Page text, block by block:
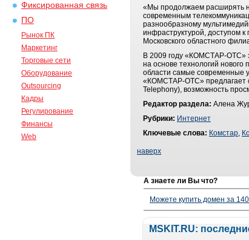
Фиксированная связь
ПО
Рынок ПК
Маркетинг
Торговые сети
Оборудование
Outsourcing
Кадры
Регулирование
Финансы
Web
«Мы продолжаем расширять
современным
разнообразному
инфраструктурой, доступом
Московского областного
В 2009 году «КОМСТАР-ОТС»
на основе технологий
области самые современные
«КОМСТАР-ОТС» предлагает
Telephony), возможность
Редактор раздела: Алена
Рубрики: Интернет
Ключевые слова: Комстар,
наверх
А знаете ли Вы что?
Можете купить домен за
MSKIT.RU: